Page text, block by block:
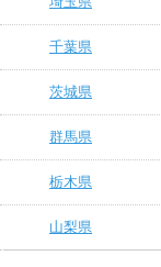
千葉県
茨城県
群馬県
栃木県
山梨県